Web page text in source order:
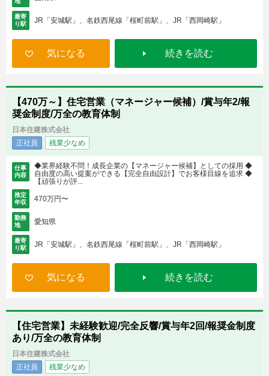
最寄
り駅
JR「安城駅」、名鉄西尾線「桜町前駅」、JR「西岡崎駅」
気になる 続きを読む
【470万～】住宅営業（マネージャー候補）/賞与年2/報
奨金制度/万全の教育体制
日本住建株式会社
正社員
残業少なめ
仕事
内容
◆業界経験不問！成長企業の【マネージャー候補】としての採用 ◆
自由度の高い提案ができる【完全自由設計】でお客様目線を追求 ◆
【頑張りが評...
推定
年収
470万円〜
勤務
地
愛知県
最寄
り駅
JR「安城駅」、名鉄西尾線「桜町前駅」、JR「西岡崎駅」
気になる 続きを読む
【住宅営業】未経験歓迎/完全反響/賞与年2回/報奨金制度
あり/万全の教育体制
日本住建株式会社
正社員
残業少なめ